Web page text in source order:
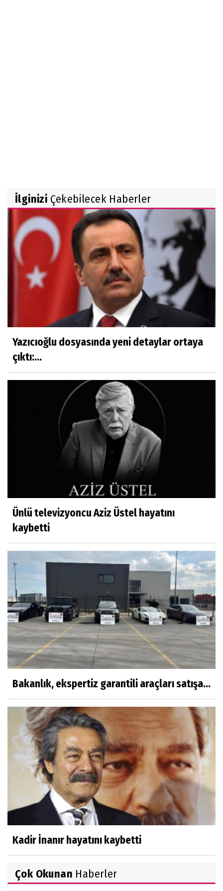
İlginizi Çekebilecek Haberler
Yazıcıoğlu dosyasında yeni detaylar ortaya
çıktı:...
Ünlü televizyoncu Aziz Üstel hayatını
kaybetti
Bakanlık, ekspertiz garantili araçları satışa...
Kadir İnanır hayatını kaybetti
Çok Okunan Haberler